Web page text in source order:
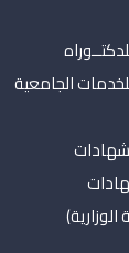
الجامعية